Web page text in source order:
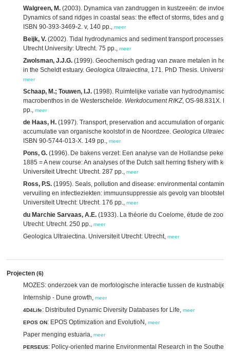
Walgreen, M. (2003). Dynamica van zandruggen in kustzeeën: de
Dynamics of sand ridges in coastal seas: the effect of storms, tides and
ISBN 90-393-3469-2. v, 140 pp., meer
Beijk, V. (2002). Tidal hydrodynamics and sediment transport processes
Utrecht University: Utrecht. 75 pp., meer
Zwolsman, J.J.G. (1999). Geochemisch gedrag van zware metalen in
in the Scheldt estuary. Geologica Ultraiectina, 171. PhD Thesis.
meer
Schaap, M.; Touwen, I.J. (1998). Ruimtelijke variatie van
macrobenthos in de Westerschelde. Werkdocument RIKZ, OS-98.831X.
pp., meer
de Haas, H. (1997). Transport, preservation and accumulation of organic
accumulatie van organische koolstof in de Noordzee. Geologica
ISBN 90-5744-013-X. 149 pp., meer
Pons, G. (1996). De bakens verzet: Een analyse van de Hollandse
1885 = A new course: An analyses of the Dutch salt herring fishery with
Universiteit Utrecht: Utrecht. 287 pp., meer
Ross, P.S. (1995). Seals, pollution and disease: environmental
vervuiling en infectieziekten: immuunsuppressie als gevolg van
Universiteit Utrecht: Utrecht. 176 pp., meer
du Marchie Sarvaas, A.E. (1933). La théorie du Coelome, étude de
Utrecht: Utrecht. 250 pp., meer
Geologica Ultraiectina. Universiteit Utrecht: Utrecht, meer
Projecten (6)
MOZES: onderzoek van de morfologische interactie tussen de
Internship - Dune growth, meer
4D4Life: Distributed Dynamic Diversity Databases for Life, meer
EPOS ON: EPOS Optimization and EvolutioN, meer
Paper menging estuaria, meer
PERSEUS: Policy-oriented marine Environmental Research in the